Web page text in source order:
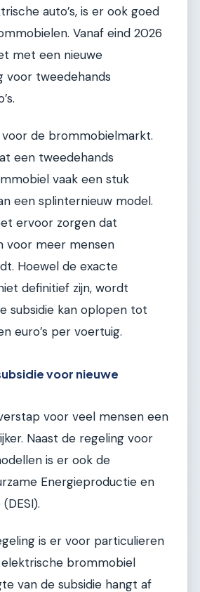
auto’s, is er ook goed
Vanaf eind 2026
met een nieuwe
voor tweedehands
voor de brommobielmarkt.
een tweedehands
vaak een stuk
een splinternieuw model.
ervoor zorgen dat
voor meer mensen
Hoewel de exacte
definitief zijn, wordt
subsidie kan oplopen tot
euro’s per voertuig.
voor nieuwe
voor veel mensen een
Naast de regeling voor
is er ook de
Energieproductie en
is er voor particulieren
brommobiel
van de subsidie hangt af